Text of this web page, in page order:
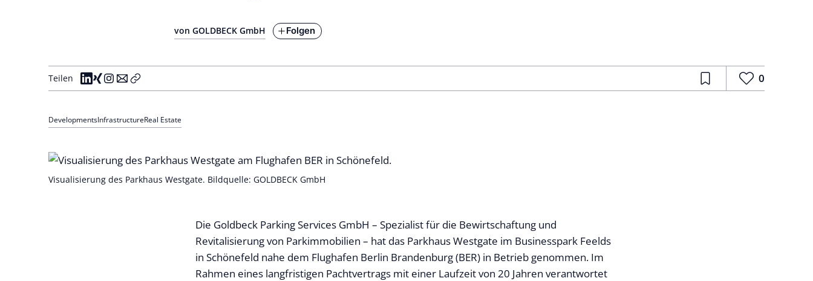
von GOLDBECK GmbH Folgen
Teilen 0
DevelopmentsInfrastructureReal Estate
Visualisierung des Parkhaus Westgate. Bildquelle: GOLDBECK GmbH
Die Goldbeck Parking Services GmbH – Spezialist für die Bewirtschaftung und
Revitalisierung von Parkimmobilien – hat das Parkhaus Westgate im Businesspark Feelds
in Schönefeld nahe dem Flughafen Berlin Brandenburg (BER) in Betrieb genommen. Im
Rahmen eines langfristigen Pachtvertrags mit einer Laufzeit von 20 Jahren verantwortet